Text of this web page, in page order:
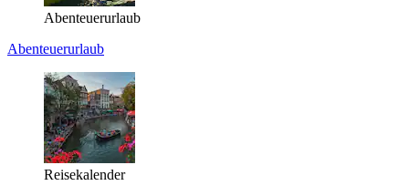
Abenteuerurlaub
Abenteuerurlaub
Reisekalender